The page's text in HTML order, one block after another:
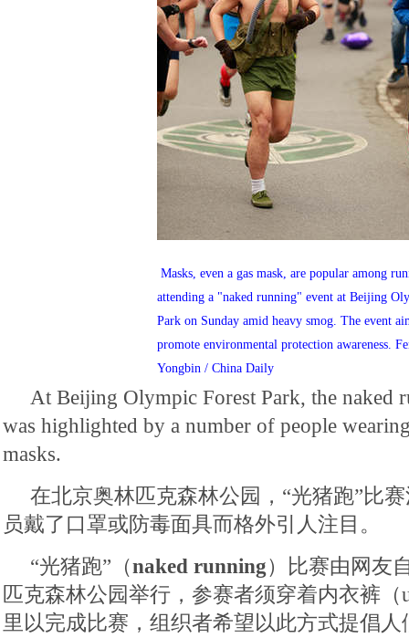
Masks, even a gas mask, are popular among
attending a "naked running" event at Beijing
Park on Sunday amid heavy smog. The event
promote environmental protection awareness.
Yongbin / China Daily
At Beijing Olympic Forest Park, the naked
was highlighted by a number of people
masks.
在北京奥林匹克森林公园，“光猪跑”比
员戴了口罩或防毒面具而格外引人注目。
“光猪跑”（naked running）比赛由网友
匹克森林公园举行，参赛者须穿着内衣裤（
里以完成比赛，组织者希望以此方式提倡